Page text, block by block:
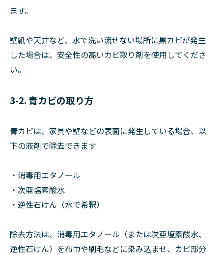
ます。
壁紙や天井など、水で洗い流せない場所に黒カビが発生
した場合は、安全性の高いカビ取り剤を使用してくださ
い。
3-2. 青カビの取り方
青カビは、家具や壁などの表面に発生している場合、以
下の液剤で除去できます
・消毒用エタノール
・次亜塩素酸水
・逆性石けん（水で希釈）
除去方法は、消毒用エタノール（または次亜塩素酸水、
逆性石けん）を布巾や刷毛などに染み込ませ、カビ部分